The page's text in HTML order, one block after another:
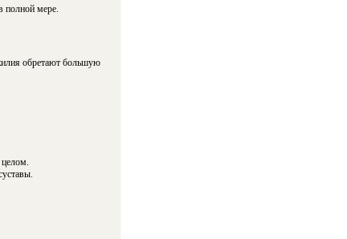
полной мере.
обретают большую